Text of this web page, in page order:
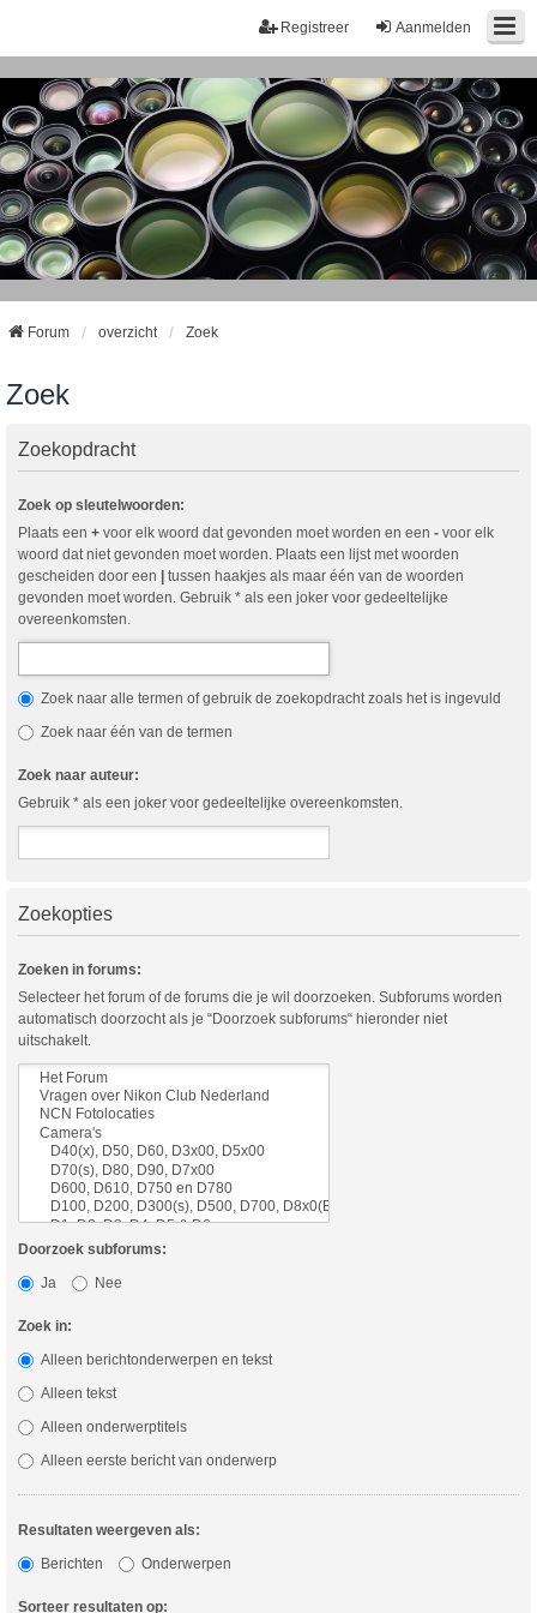
Aanmelden
Registreer
Forum overzicht Zoek
Zoek
Zoekopdracht
Zoek op sleutelwoorden:
Plaats een + voor elk woord dat gevonden moet worden en een - voor elk
woord dat niet gevonden moet worden. Plaats een lijst met woorden
gescheiden door een | tussen haakjes als maar één van de woorden
gevonden moet worden. Gebruik * als een joker voor gedeeltelijke
overeenkomsten.
Zoek naar alle termen of gebruik de zoekopdracht zoals het is ingevuld
Zoek naar één van de termen
Zoek naar auteur:
Gebruik * als een joker voor gedeeltelijke overeenkomsten.
Zoekopties
Zoeken in forums:
Selecteer het forum of de forums die je wil doorzoeken. Subforums worden
automatisch doorzocht als je “Doorzoek subforums“ hieronder niet
uitschakelt.
Doorzoek subforums:
Ja
Nee
Zoek in:
Alleen berichtonderwerpen en tekst
Alleen tekst
Alleen onderwerptitels
Alleen eerste bericht van onderwerp
Resultaten weergeven als:
Berichten
Onderwerpen
Sorteer resultaten op: